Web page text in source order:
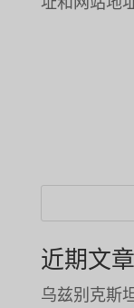
近期文章
乌兹别克斯